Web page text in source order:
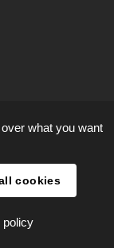
what you want
cookies
policy